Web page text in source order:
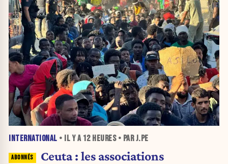
INTERNATIONAL • IL Y A 12 HEURES• PAR J.PE
Ceuta : les associations